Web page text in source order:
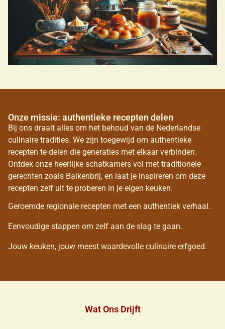
Onze missie: authentieke recepten delen
Bij ons draait alles om het behoud van de Nederlandse
culinaire tradities. We zijn toegewijd om authentieke
recepten te delen die generaties met elkaar verbinden.
Ontdek onze heerlijke schatkamers vol met traditionele
gerechten zoals Balkenbrij, en laat je inspireren om deze
recepten zelf uit te proberen in je eigen keuken.
Geroemde regionale recepten met een authentiek verhaal.
Eenvoudige stappen om zelf aan de slag te gaan.
Jouw keuken, jouw meest waardevolle culinaire erfgoed.
Wat Ons Drijft